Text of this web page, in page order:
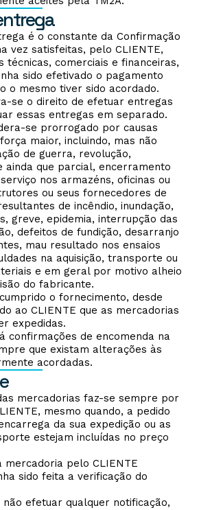
é o constante da Confirmação
vez satisfeitas, pelo CLIENTE,
técnicas, comerciais e financeiras,
sido efetivado o pagamento
o mesmo tiver sido acordado.
se o direito de efetuar entregas
essas entregas em separado.
se prorrogado por causas
maior, incluindo, mas não
de guerra, revolução,
ainda que parcial, encerramento
nos armazéns, oficinas ou
ou seus fornecedores de
de incêndio, inundação,
greve, epidemia, interrupção das
defeitos de fundição, desarranjo
mau resultado nos ensaios
na aquisição, transporte ou
e em geral por motivo alheio
do fabricante.
o fornecimento, desde
ao CLIENTE que as mercadorias
expedidas.
confirmações de encomenda na
que existam alterações às
acordadas.
mercadorias faz-se sempre por
mesmo quando, a pedido
da sua expedição ou as
estejam incluídas no preço
mercadoria pelo CLIENTE
sido feita a verificação do
não efetuar qualquer notificação,